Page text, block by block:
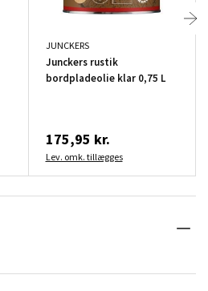
JUNCKERS
Junckers rustik
bordpladeolie klar 0,75 L
175,95 kr.
Lev. omk. tillægges